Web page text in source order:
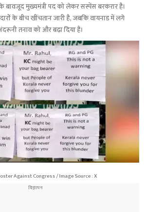
बावजूद मुख्यमंत्री पद को लेकर सस्पेंस बरकरार है।
के बीच खींचतान जारी है, जबकि वायनाड में लगे
तनाव को और बढ़ा दिया है।
Against Congress / Image Source : X